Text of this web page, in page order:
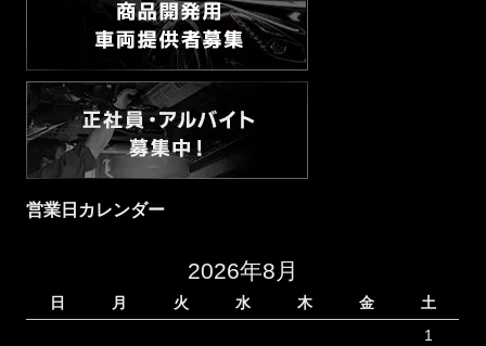
営業日カレンダー
2026年8月
日 月 火 水 木 金
土
1